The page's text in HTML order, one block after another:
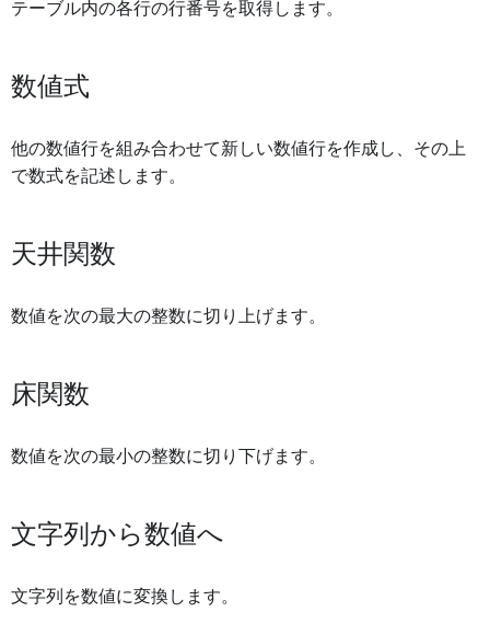
テーブル内の各行の行番号を取得します。
数値式
他の数値行を組み合わせて新しい数値行を作成し、その上
で数式を記述します。
天井関数
数値を次の最大の整数に切り上げます。
床関数
数値を次の最小の整数に切り下げます。
文字列から数値へ
文字列を数値に変換します。